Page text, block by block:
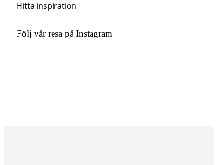
Hitta inspiration
Följ vår resa på Instagram